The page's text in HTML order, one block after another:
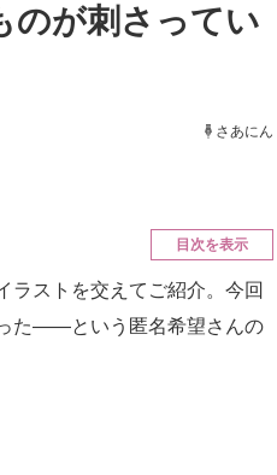
エネル
のが刺さってい
さあにん
目次を表示
ストを交えてご紹介。今回
た――という匿名希望さんの